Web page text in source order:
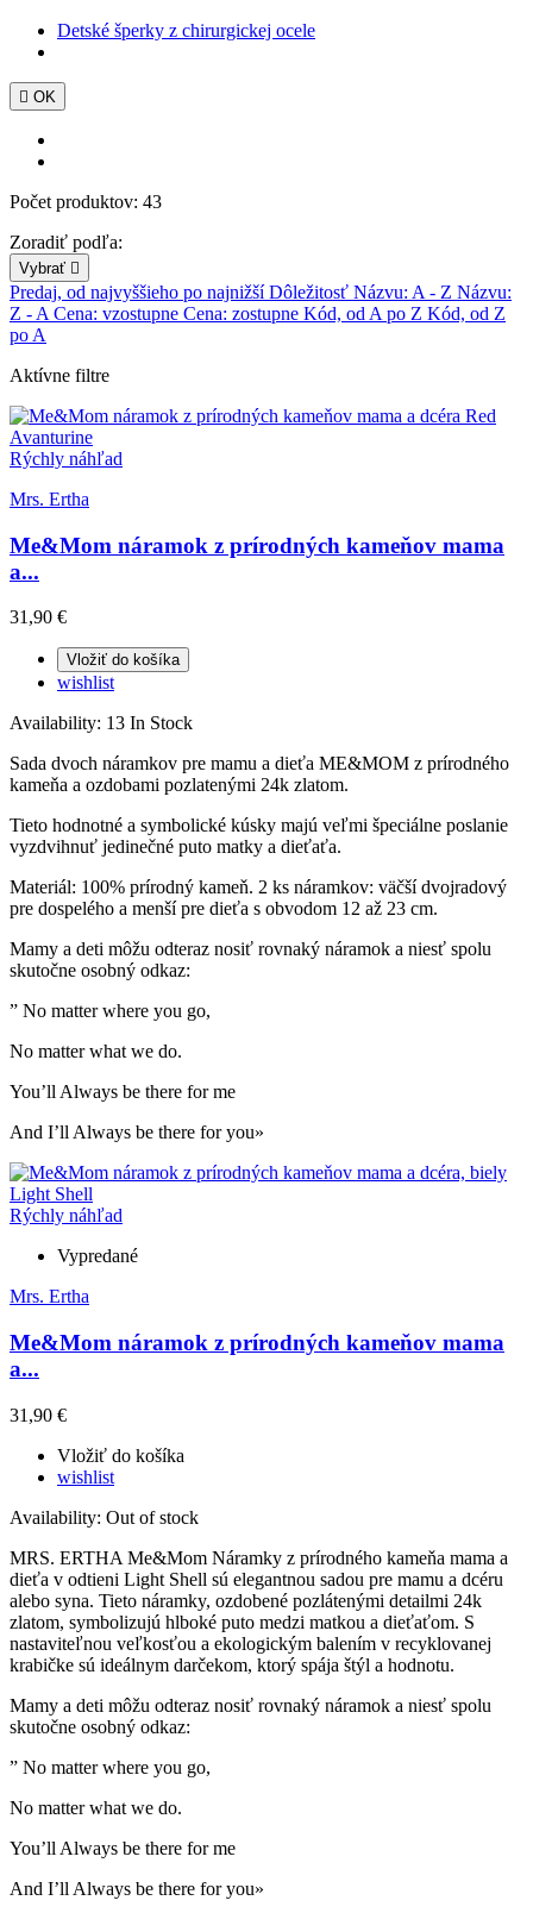
Detské šperky z chirurgickej ocele
 OK
Počet produktov: 43
Zoradiť podľa:
Vybrať 
Predaj, od najvyššieho po najnižšíDôležitosť Názvu: A - Z Názvu:
Z - A Cena: vzostupne Cena: zostupne Kód, od A po Z Kód, od Z
po A
Aktívne filtre
Rýchly náhľad
Mrs. Ertha
Me&Mom náramok z prírodných kameňov mama
a...
31,90 €
Vložiť do košíka
wishlist
Availability: 13 In Stock
Sada dvoch náramkov pre mamu a dieťa ME&MOM z prírodného
kameňa a ozdobami pozlatenými 24k zlatom.
Tieto hodnotné a symbolické kúsky majú veľmi špeciálne poslanie
vyzdvihnuť jedinečné puto matky a dieťaťa.
Materiál: 100% prírodný kameň. 2 ks náramkov: väčší dvojradový
pre dospelého a menší pre dieťa s obvodom 12 až 23 cm.
Mamy a deti môžu odteraz nosiť rovnaký náramok a niesť spolu
skutočne osobný odkaz:
” No matter where you go,
No matter what we do.
You’ll Always be there for me
And I’ll Always be there for you»
Rýchly náhľad
Vypredané
Mrs. Ertha
Me&Mom náramok z prírodných kameňov mama
a...
31,90 €
Vložiť do košíka
wishlist
Availability: Out of stock
MRS. ERTHA Me&Mom Náramky z prírodného kameňa mama a
dieťa v odtieni Light Shell sú elegantnou sadou pre mamu a dcéru
alebo syna. Tieto náramky, ozdobené pozlátenými detailmi 24k
zlatom, symbolizujú hlboké puto medzi matkou a dieťaťom. S
nastaviteľnou veľkosťou a ekologickým balením v recyklovanej
krabičke sú ideálnym darčekom, ktorý spája štýl a hodnotu.
Mamy a deti môžu odteraz nosiť rovnaký náramok a niesť spolu
skutočne osobný odkaz:
” No matter where you go,
No matter what we do.
You’ll Always be there for me
And I’ll Always be there for you»